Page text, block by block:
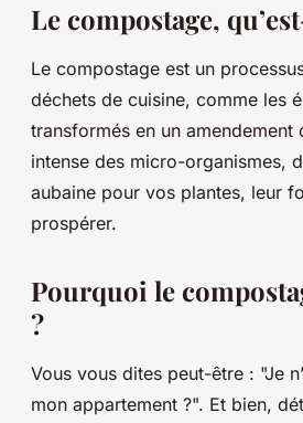
Le compostage,
Le compostage est un
déchets de cuisine, comme les
transformés en un
intense des micro-organismes,
aubaine pour vos plantes, leur
prospérer.
Pourquoi le
?
Vous vous dites peut-être : "Je
mon appartement ?". Et bien,